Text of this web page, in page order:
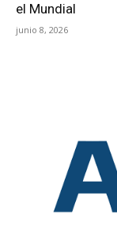
el Mundial
junio 8, 2026